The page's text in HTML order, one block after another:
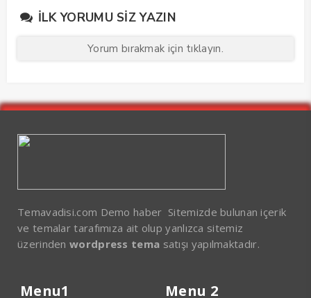
İLK YORUMU SIZ YAZIN
Yorum bırakmak için tıklayın.
Temavadisi.com Demo haber Sitemizde bulunan içerik
ve temalar tarafımıza ait olup yanlızca sitemiz
üzerinden wordpress tema satışı yapılmaktadır.
Menu1 Menu 2